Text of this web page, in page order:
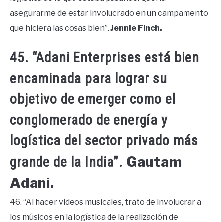
asegurarme de estar involucrado en un campamento
que hiciera las cosas bien”. Jennie Finch.
45. “Adani Enterprises está bien
encaminada para lograr su
objetivo de emerger como el
conglomerado de energía y
logística del sector privado más
grande de la India”. Gautam
Adani.
46. “Al hacer videos musicales, trato de involucrar a
los músicos en la logística de la realización de